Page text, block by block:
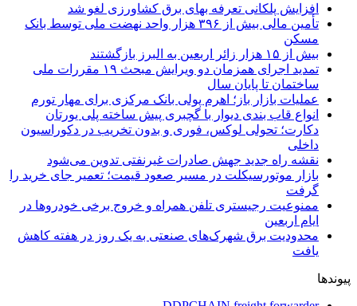
افزایش پلکانی تعرفه بهای برق کشاورزی لغو شد
تأمین مالی بیش از ۳۹۶ هزار واحد نهضت ملی توسط بانک
مسکن
بیش از ۱۵ هزار زائر اربعین به البرز بازگشتند
تمدید اجرای همزمان دو ویرایش مبحث ۱۹ مقررات ملی
ساختمان تا پایان سال
عملیات بازار باز؛ اهرم پولی بانک مرکزی برای مهار تورم
انواع قاب بندی دیوار با گچبری پیش ساخته پلی یورتان
دکارت؛ تحولی لوکس، فوری و بدون تخریب در دکوراسیون
داخلی
نقشه راه جدید جهش صادرات غیرنفتی تدوین می‌شود
بازار موتورسیکلت در مسیر صعود قیمت؛ تعمیر جای خرید را
گرفت
ممنوعیت رجیستری تلفن همراه و خروج برخی خودروها در
ایام اربعین
محدودیت برق شهرک‌های صنعتی به یک روز در هفته کاهش
یافت
پیوندها